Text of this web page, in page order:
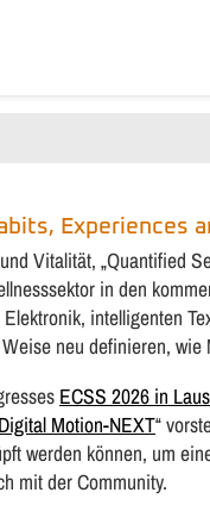
Experiences
Vitalität, „Quantified
in den
intelligenten
neu definieren,
ECSS 2026 in
Digital Motion-NEXT“
werden können, um
mit der Community.